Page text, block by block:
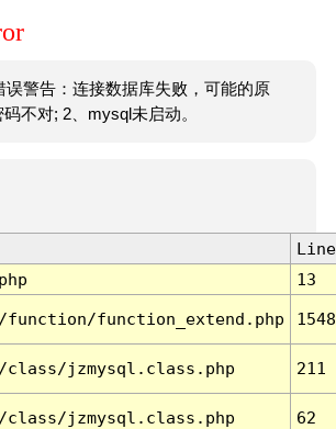
误警告：连接数据库失败，可能的原
不对; 2、mysql未启动。
Line
13
function/function_extend.php 1548
class/jzmysql.class.php 211
class/jzmysql.class.php 62